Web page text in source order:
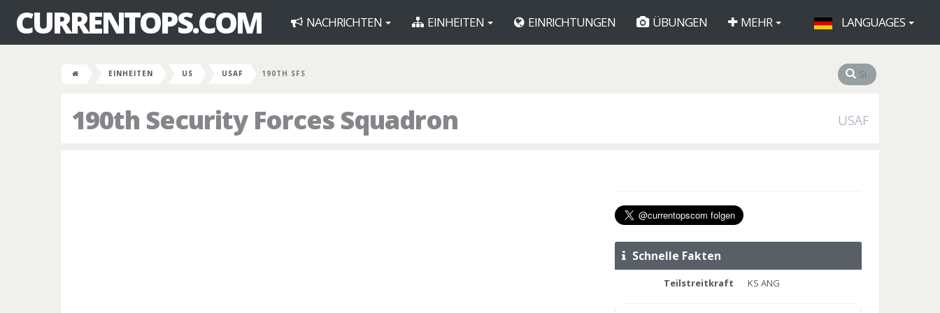
CURRENTOPS.COM NACHRICHTEN EINHEITEN EINRICHTUNGEN ÜBUNGEN MEHR LANGUAGES
EINHEITEN US USAF 190TH SFS
190th Security Forces Squadron USAF
Schnelle Fakten
Teilstreitkraft KS ANG